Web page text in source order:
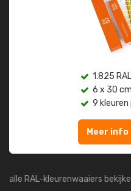
1.825
6 x 30
9 kleuren
Meer
alle RAL-kleurenwaaiers